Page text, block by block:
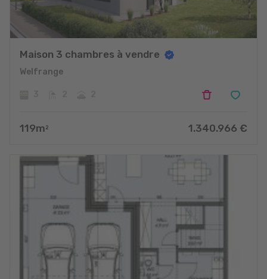
Maison 3 chambres à vendre
Welfrange
119m 2 1.340.966 €